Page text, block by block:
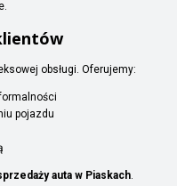
obsługi. Oferujemy:
pojazdu
auta w Piaskach.